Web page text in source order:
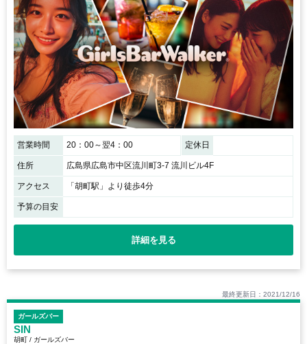
営業時間 20：00～翌4：00 定休日
住所 広島県広島市中区流川町3-7 流川ビル4F
アクセス 「胡町駅」より徒歩4分
予算の目安
詳細を見る
最終更新日：2021/12/16
ガールズバー
SIN
胡町 / ガールズバー